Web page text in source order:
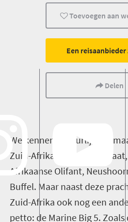
Toevoegen aan
Een reisaanbieder
Delen
We kennen natuurlijk
Zuid-Afrika bekend om
Afrikaanse Olifant,
Buffel. Maar naast deze
Zuid-Afrika ook nog een
petto: de Marine Big 5.